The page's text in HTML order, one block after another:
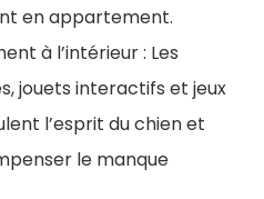
en appartement.
à l’intérieur : Les
jouets interactifs et jeux
l’esprit du chien et
le manque